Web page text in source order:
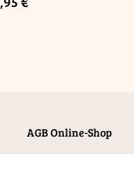
AGB Online-Shop